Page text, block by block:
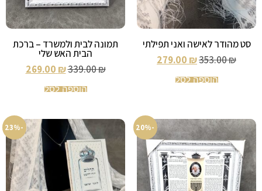
סט מהודר לאישה ואני תפילתי
₪
353.00
₪
הוספה לסל
תמונה לבית ולמשרד – ברכת
הבית האש שלי
₪
339.00
₪
הוספה לסל
-20%
-23%